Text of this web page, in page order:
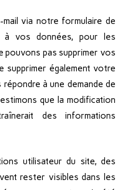
via notre formulaire de
à vos données, pour les
pouvons pas supprimer vos
supprimer également votre
à une demande de
que la modification
des informations
utilisateur du site, des
rester visibles dans les